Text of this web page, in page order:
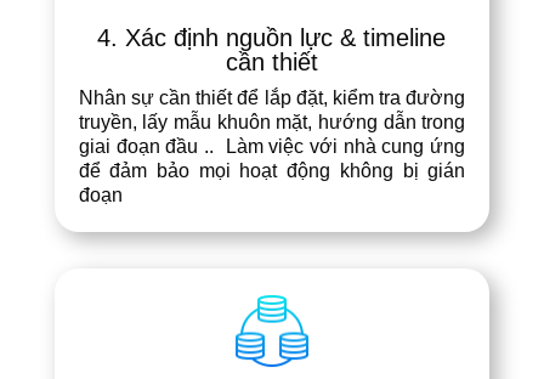
4. Xác định nguồn lực & timeline
cần thiết
Nhân sự cần thiết để lắp đặt, kiểm tra đường
truyền, lấy mẫu khuôn mặt, hướng dẫn trong
giai đoạn đầu ..
Làm việc với nhà cung ứng
để đảm bảo mọi hoạt động không bị gián
đoạn